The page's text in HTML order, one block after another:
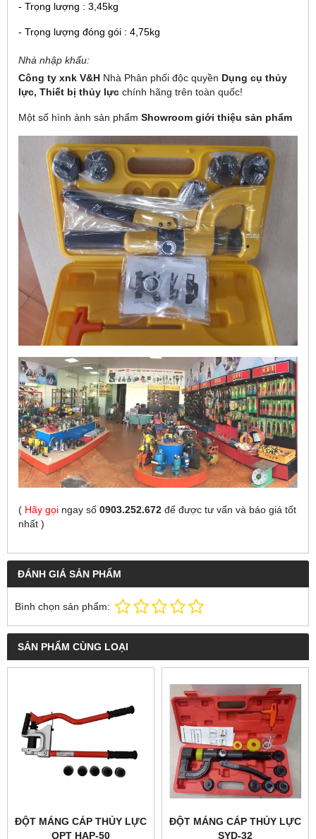
- Trọng lượng : 3,45kg
- Trọng lượng đóng gói : 4,75kg
Nhà nhập khẩu:
Công ty xnk V&H Nhà Phân phối độc quyền Dụng cụ thủy
lực, Thiết bị thủy lực chính hãng trên toàn quốc!
Một số hình ảnh sản phẩm Showroom giới thiệu sản phẩm
( Hãy gọi ngay số 0903.252.672 để được tư vấn và báo giá tốt
nhất )
ĐÁNH GIÁ SẢN PHẨM
Bình chọn sản phẩm:
SẢN PHẨM CÙNG LOẠI
ĐỘT MÁNG CÁP THỦY LỰC
OPT HAP-50
ĐỘT MÁNG CÁP THỦY LỰC
SYD-32